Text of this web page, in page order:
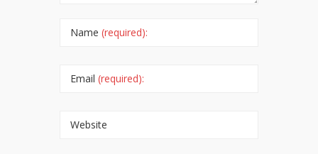
Name (required):
Email (required):
Website